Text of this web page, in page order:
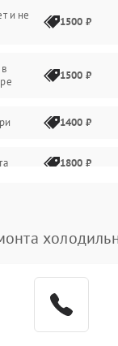
и не
1500 ₽
1500 ₽
1400 ₽
1800 ₽
Frost 2600 ₽